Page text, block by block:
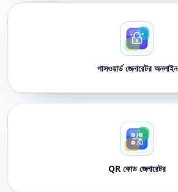
পাসওয়ার্ড জেনারেটর অনলাইন
QR কোড জেনারেটর